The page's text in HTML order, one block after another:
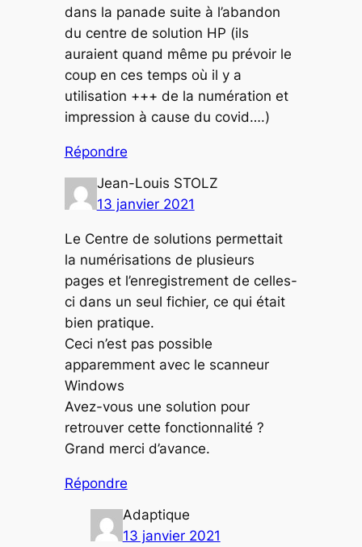
dans la panade suite à l’abandon
du centre de solution HP (ils
auraient quand même pu prévoir le
coup en ces temps où il y a
utilisation +++ de la numération et
impression à cause du covid….)
Répondre
Jean-Louis STOLZ
13 janvier 2021
Le Centre de solutions permettait
la numérisations de plusieurs
pages et l’enregistrement de celles-
ci dans un seul fichier, ce qui était
bien pratique.
Ceci n’est pas possible
apparemment avec le scanneur
Windows
Avez-vous une solution pour
retrouver cette fonctionnalité ?
Grand merci d’avance.
Répondre
Adaptique
13 janvier 2021